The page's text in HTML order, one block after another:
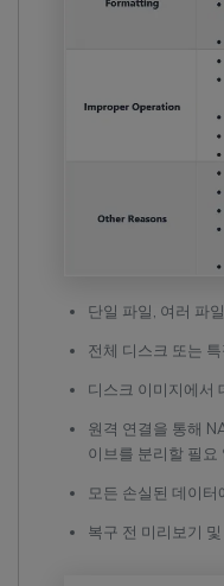
단일 파일, 여러 파
전체 디스크 또는
디스크 이미지에서
원격 연결을 통해
이브를 분리할 필요
모든 손실된 데이터
복구 전 미리보기